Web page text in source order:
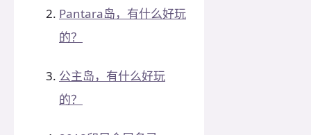
Pantara岛，有什么好玩
的？
公主岛，有什么好玩
的？